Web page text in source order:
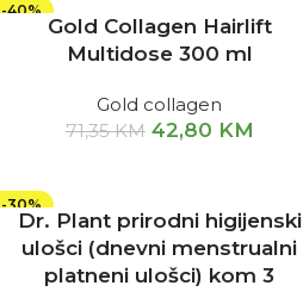
-40%
Gold Collagen Hairlift
Multidose 300 ml
Gold collagen
71,35KM 42,80 KM
-30%
Dr. Plant prirodni higijenski
ulošci (dnevni menstrualni
platneni ulošci) kom 3